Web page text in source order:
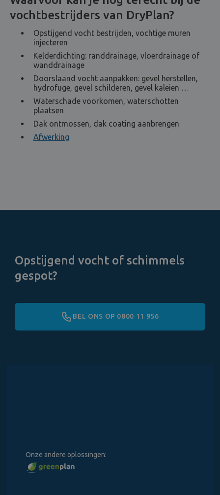
vochtbestrijders van DryPlan?
Opstijgend vocht bestrijden, vochtige muren
injecteren
Kelderdichting: randdrainage, vloerdrainage of
wanddrainage
Doorslaand vocht aanpakken: gevel herstellen,
hydrofuge, gevel schilderen, gevel kaleien …
Waterschade voorkomen, waterschotten
plaatsen
Dak ontmossen, dak coating aanbrengen
Afwerking
Opstijgend vocht of schimmels
gespot?
BEL ONS OP 0800 11 956
Onze andere oplossingen: